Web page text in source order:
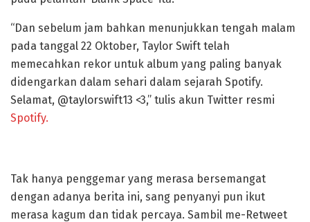
“Dan sebelum jam bahkan menunjukkan tengah malam
pada tanggal 22 Oktober, Taylor Swift telah
memecahkan rekor untuk album yang paling banyak
didengarkan dalam sehari dalam sejarah Spotify.
Selamat, @taylorswift13 <3,” tulis akun Twitter resmi
Spotify.
Tak hanya penggemar yang merasa bersemangat
dengan adanya berita ini, sang penyanyi pun ikut
merasa kagum dan tidak percaya. Sambil me-Retweet